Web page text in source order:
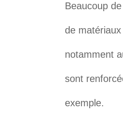
Beaucoup
de
notamment
sont
exemple.